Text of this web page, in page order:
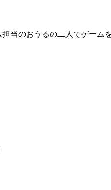
当のおうるの二人でゲーム